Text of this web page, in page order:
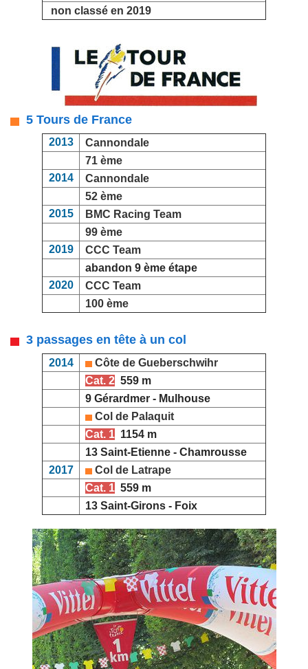
non classé en 2019
5 Tours de France
2013
Cannondale
71 ème
2014
Cannondale
52 ème
2015
BMC Racing Team
99 ème
2019
CCC Team
abandon 9 ème étape
2020
CCC Team
100 ème
3 passages en tête à un col
2014
Côte de Gueberschwihr
Cat. 2 559 m
9 Gérardmer - Mulhouse
Col de Palaquit
Cat. 1 1154 m
13 Saint-Etienne - Chamrousse
2017
Col de Latrape
Cat. 1 559 m
13 Saint-Girons - Foix